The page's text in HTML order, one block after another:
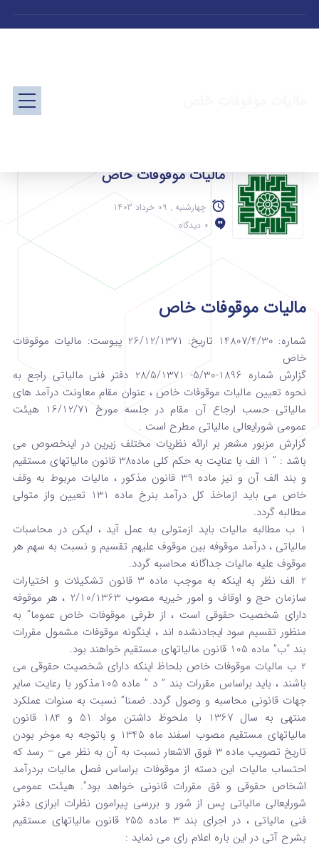
مالیات موقوفات خاص
چهارشنبه , 09 خرداد 1403
0 دیدگاه
مالیات موقوفات خاص
شماره: 14807/4/30 تاریخ: 26/12/1371 پیوست: مالیات موقوفات
خاص
گزارش شماره 1896-5/30- 28/5/1371 دفتر فنی مالیاتی راجع به
نحوه تعیین مالیات موقوفات خاص ، عنوان مقام معاونت درآمد های
مالیاتی حسب ارجاع آن مقام در جلسه مورخ 16/12/71 هیئت
عمومی شورایعالی مالیاتی مطرح است .
گزارش مزبور مشعر بر ارائه نظریات مختلف زیرین در اینخصوص می
باشد : ” 1 الف با عنایت به حکم کلی ماده38 قانون مالیاتهای مستقیم
و بند الف آن و نیز ماده 39 قانون مذکور ، مالیات مربوط به وقف
خاص می باید ازماخذ کل درآمد بنرخ ماده 131 تعیین واز متولی
مطالبه گردد.
1 ب مطالبه مالیات باید ازمتولی به عمل آید ، لیکن در محاسبات
مالیاتی ، درآمد موقوفه بین موقوف علیهم تقسیم و نسبت به سهم هر
موقوف علیه مالیات جداگانه محاسبه گردد.
2 الف نظر به اینکه به موجب ماده 3 قانون تشکیلات و اختیارات
سازمان حج و اوقاف و امور خیریه مصوب 2/10/1363 ، هر موقوفه
دارای شخصیت حقوقی است ، از طرفی موقوفات خاص عموما” به
منظور تقسیم سود ایجادنشده اند ، اینگونه موقوفات مشمول مقررات
بند “ب” ماده 105 قانون مالیاتهای مستقیم خواهند بود.
2 ب مالیات موقوفات خاص بلحاظ اینکه دارای شخصیت حقوقی می
باشند ، باید براساس مقررات بند ” د ” ماده 105مذکور با رعایت سایر
جهات قانونی محاسبه و وصول گردد. ضمنا” نسبت به سنوات عملکرد
منتهی به سال 1367 با ملحوظ داشتن مواد 51 و 184 قانون
مالیاتهای مستقیم مصوب اسفند ماه 1345 و باتوجه به موخر بودن
تاریخ تصویب ماده 3 فوق الاشعار نسبت به آن به نظر می – رسد که
احتساب مالیات این دسته از موقوفات براساس فصل مالیات بردرآمد
اشخاص حقوقی و فق مقررات قانونی خواهد بود”. هیئت عمومی
شورایعالی مالیاتی پس از شور و بررسی پیرامون نظرات ابرازی دفتر
فنی مالیاتی ، در اجرای بند 3 ماده 255 قانون مالیاتهای مستقیم
بشرح آتی در این باره اعلام رای می نماید :